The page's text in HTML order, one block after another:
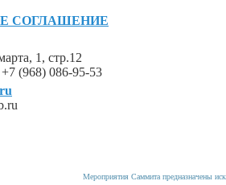
СОГЛАШЕНИЕ
1, стр.12
(968) 086-95-53
Мероприятия Саммита предназначены